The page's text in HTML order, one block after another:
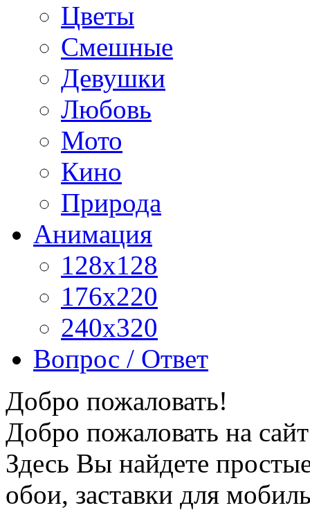
Цветы
Смешные
Девушки
Любовь
Мото
Кино
Природа
Анимация
128x128
176x220
240x320
Вопрос / Ответ
Добро пожаловать!
Добро пожаловать на
Здесь Вы найдете
обои, заставки для